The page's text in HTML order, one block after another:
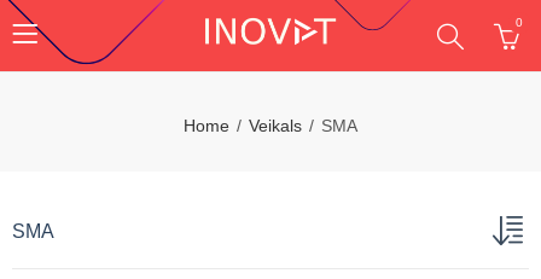
0
Home Veikals SMA
SMA